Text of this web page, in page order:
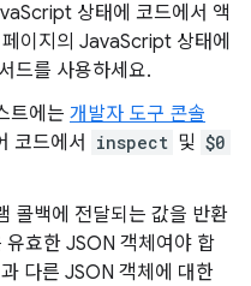
상태에 코드에서 액
이지의 JavaScript 상태에
드를 사용하세요.
트에는 개발자 도구 콘솔
코드에서 inspect 및 $0
콜백에 전달되는 값을 반환
효한 JSON 객체여야 합
다른 JSON 객체에 대한